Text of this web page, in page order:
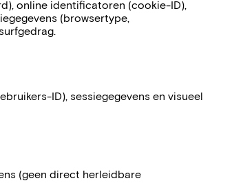
online identificatoren (cookie-ID),
(browsertype,
ID), sessiegegevens en visueel
(geen direct herleidbare